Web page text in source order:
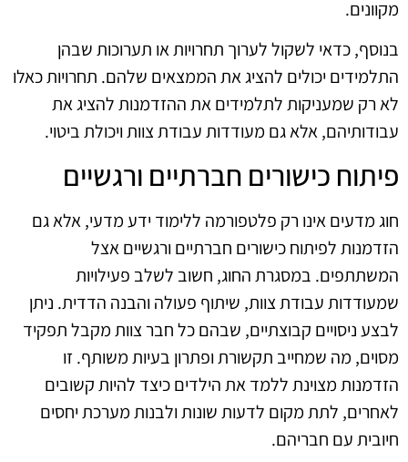
מקוונים.
בנוסף, כדאי לשקול לערוך תחרויות או תערוכות שבהן
התלמידים יכולים להציג את הממצאים שלהם. תחרויות כאלו
לא רק שמעניקות לתלמידים את ההזדמנות להציג את
עבודותיהם, אלא גם מעודדות עבודת צוות ויכולת ביטוי.
פיתוח כישורים חברתיים ורגשיים
חוג מדעים אינו רק פלטפורמה ללימוד ידע מדעי, אלא גם
הזדמנות לפיתוח כישורים חברתיים ורגשיים אצל
המשתתפים. במסגרת החוג, חשוב לשלב פעילויות
שמעודדות עבודת צוות, שיתוף פעולה והבנה הדדית. ניתן
לבצע ניסויים קבוצתיים, שבהם כל חבר צוות מקבל תפקיד
מסוים, מה שמחייב תקשורת ופתרון בעיות משותף. זו
הזדמנות מצוינת ללמד את הילדים כיצד להיות קשובים
לאחרים, לתת מקום לדעות שונות ולבנות מערכת יחסים
חיובית עם חבריהם.